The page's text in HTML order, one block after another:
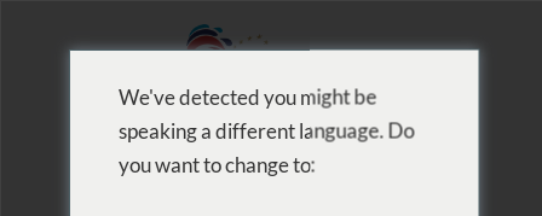
We've detected you might be
speaking a different language. Do
you want to change to: